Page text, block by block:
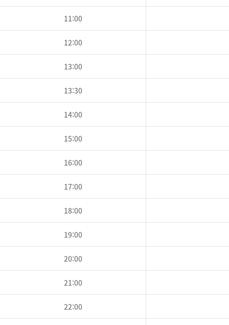
11:00
12:00
13:00
13:30
14:00
15:00
16:00
17:00
18:00
19:00
20:00
21:00
22:00